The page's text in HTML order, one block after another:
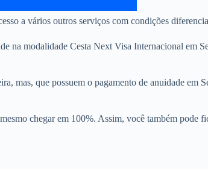
a vários outros serviços com condições
na modalidade Cesta Next Visa Internacional em
mas, que possuem o pagamento de anuidade
chegar em 100%. Assim, você também pode